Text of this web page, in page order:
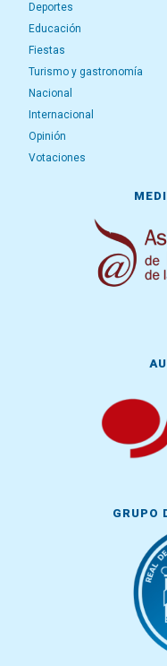
Deportes
Educación
Fiestas
Turismo y gastronomía
Nacional
Internacional
Opinión
Votaciones
GRUPO